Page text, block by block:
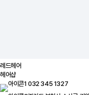
레드헤어
헤어샵
032 345 1327